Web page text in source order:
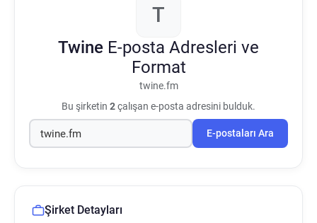
T
Twine E-posta Adresleri ve
Format
twine.fm
Bu şirketin 2çalışan e-posta adresini bulduk.
E-postaları Ara
Şirket Detayları